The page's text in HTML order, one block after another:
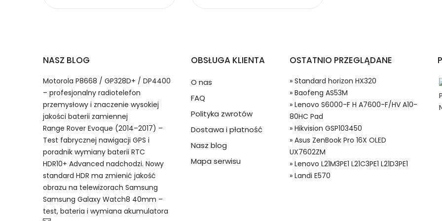
Dzięki ochronie kupujących w systemie PayPal możesz odzyskać całkowitą wartość
przedmiot do Ciebie nie dotrze lub będzie się znacznie różnić od opisu.
Model urządzenia
Numer produktu baterii
Lenovo L11C2P32 bateria, L11C2P32 Baterie do Tabletów , Alternatywna bateria do Lenovo
akumulator.
NASZ BLOG
Motorola P8668 / GP328D+ / DP4400
– profesjonalny radiotelefon
przemysłowy i znaczenie wysokiej
jakości baterii zamiennej
Range Rover Evoque (2014–2017) –
Test fabrycznej nawigacji GPS i
poradnik wymiany baterii RTC
HDR10+ Advanced nadchodzi. Nowy
standard HDR ma zmienić jakość
obrazu na telewizorach Samsung
Samsung Galaxy Watch8 40mm –
test, bateria i wymiana akumulatora
OBSŁUGA KLIENTA
O nas
FAQ
Polityka zwrotów
Dostawa i płatność
Nasz blog
Mapa serwisu
OSTATNIO PRZEGLĄDANE
» Standard horizon HX320
» Baofeng AS53M
» Lenovo S6000-F H A7600-F/HV A10-
80HC Pad
» Hikvision GSP103450
» Asus ZenBook Pro 16X OLED
UX7602ZM
» Lenovo L21M3PE1 L21C3PE1 L21D3PE1
» Landi E570